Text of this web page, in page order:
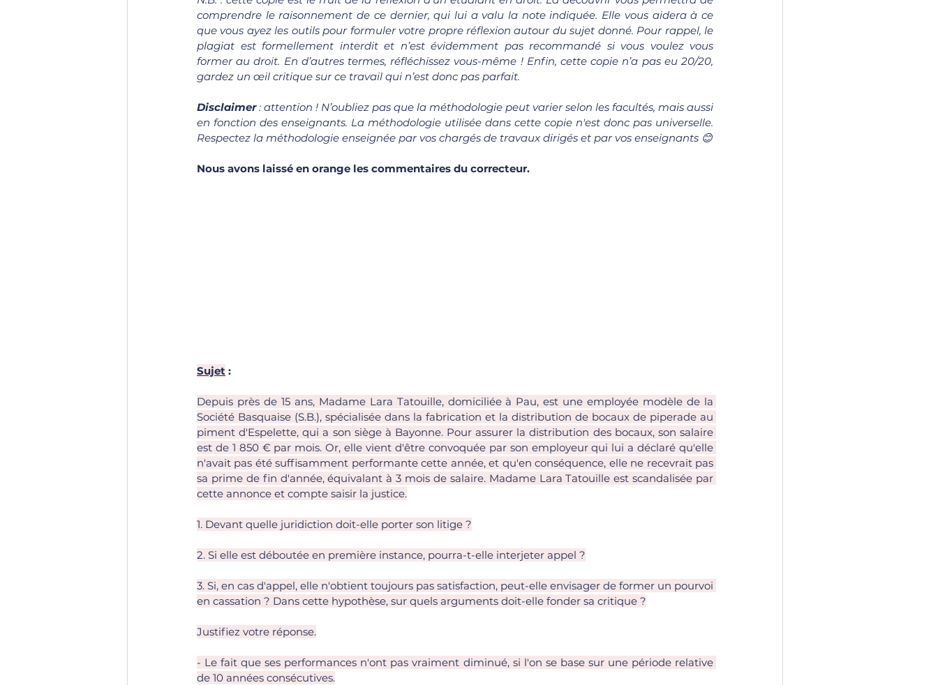
comprendre le raisonnement de ce dernier, qui lui a valu la note indiquée. Elle vous aidera à ce
que vous ayez les outils pour formuler votre propre réflexion autour du sujet donné. Pour rappel, le
plagiat est formellement interdit et n’est évidemment pas recommandé si vous voulez vous
former au droit. En d’autres termes, réfléchissez vous-même ! Enfin, cette copie n’a pas eu 20/20,
gardez un œil critique sur ce travail qui n’est donc pas parfait.
Disclaimer : attention ! N’oubliez pas que la méthodologie peut varier selon les facultés, mais aussi
en fonction des enseignants. La méthodologie utilisée dans cette copie n'est donc pas universelle.
Respectez la méthodologie enseignée par vos chargés de travaux dirigés et par vos enseignants 😊
Nous avons laissé en orange les commentaires du correcteur.
Sujet :
Depuis près de 15 ans, Madame Lara Tatouille, domiciliée à Pau, est une employée modèle de la
Société Basquaise (S.B.), spécialisée dans la fabrication et la distribution de bocaux de piperade au
piment d'Espelette, qui a son siège à Bayonne. Pour assurer la distribution des bocaux, son salaire
est de 1 850 € par mois. Or, elle vient d'être convoquée par son employeur qui lui a déclaré qu'elle
n'avait pas été suffisamment performante cette année, et qu'en conséquence, elle ne recevrait pas
sa prime de fin d'année, équivalant à 3 mois de salaire. Madame Lara Tatouille est scandalisée par
cette annonce et compte saisir la justice.
1. Devant quelle juridiction doit-elle porter son litige ?
2. Si elle est déboutée en première instance, pourra-t-elle interjeter appel ?
3. Si, en cas d'appel, elle n'obtient toujours pas satisfaction, peut-elle envisager de former un pourvoi
en cassation ? Dans cette hypothèse, sur quels arguments doit-elle fonder sa critique ?
Justifiez votre réponse.
- Le fait que ses performances n'ont pas vraiment diminué, si l'on se base sur une période relative
de 10 années consécutives.